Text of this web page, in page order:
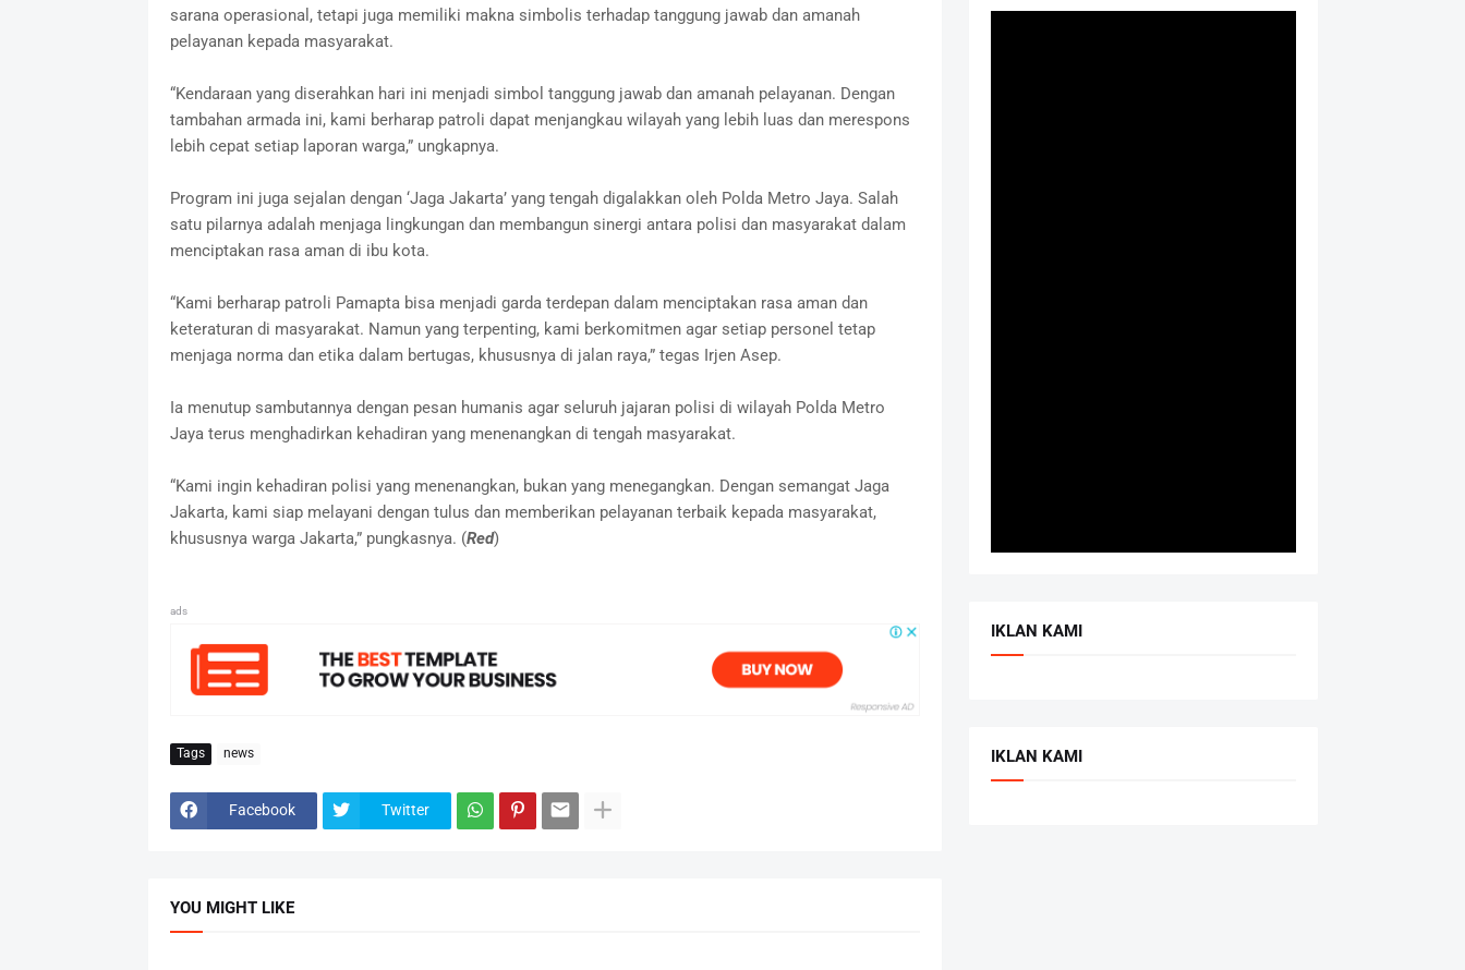
sarana operasional, tetapi juga memiliki makna simbolis terhadap tanggung jawab dan amanah
pelayanan kepada masyarakat.
“Kendaraan yang diserahkan hari ini menjadi simbol tanggung jawab dan amanah pelayanan. Dengan
tambahan armada ini, kami berharap patroli dapat menjangkau wilayah yang lebih luas dan merespons
lebih cepat setiap laporan warga,” ungkapnya.
Program ini juga sejalan dengan ‘Jaga Jakarta’ yang tengah digalakkan oleh Polda Metro Jaya. Salah
satu pilarnya adalah menjaga lingkungan dan membangun sinergi antara polisi dan masyarakat dalam
menciptakan rasa aman di ibu kota.
“Kami berharap patroli Pamapta bisa menjadi garda terdepan dalam menciptakan rasa aman dan
keteraturan di masyarakat. Namun yang terpenting, kami berkomitmen agar setiap personel tetap
menjaga norma dan etika dalam bertugas, khususnya di jalan raya,” tegas Irjen Asep.
Ia menutup sambutannya dengan pesan humanis agar seluruh jajaran polisi di wilayah Polda Metro
Jaya terus menghadirkan kehadiran yang menenangkan di tengah masyarakat.
“Kami ingin kehadiran polisi yang menenangkan, bukan yang menegangkan. Dengan semangat Jaga
Jakarta, kami siap melayani dengan tulus dan memberikan pelayanan terbaik kepada masyarakat,
khususnya warga Jakarta,” pungkasnya. (Red)
ads
Tags news
Facebook Twitter
YOU MIGHT LIKE
IKLAN KAMI
IKLAN KAMI